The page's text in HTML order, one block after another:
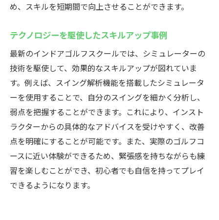
め、スキルを短期間で向上させることができます。
テクノロジーを駆使したスキルアップ事例
最新のインドアゴルフスクールでは、シミュレーターの
技術を駆使して、効果的なスキルアップが図れていま
す。例えば、スイング解析機能を搭載したシミュレータ
ーを使用することで、自分のスイングを細かく分析し、
弱点を把握することができます。これにより、インスト
ラクターからの具体的なアドバイスを受けやすく、改善
点を明確にすることが可能です。また、実際のゴルフコ
ースに近い体験ができるため、緊張感を持ちながらも練
習を楽しむことができ、初心者でも自信を持ってプレイ
できるようになります。